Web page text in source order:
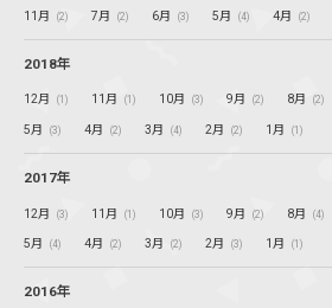
11月 (2) 7月 (2) 6月 (3) 5月 (4) 4月 (2)
2018年
12月 (1) 11月 (1) 10月 (3) 9月 (2) 8月 (2)
5月 (3) 4月 (2) 3月 (4) 2月 (2) 1月 (1)
2017年
12月 (3) 11月 (1) 10月 (3) 9月 (2) 8月 (4)
5月 (4) 4月 (2) 3月 (2) 2月 (3) 1月 (1)
2016年